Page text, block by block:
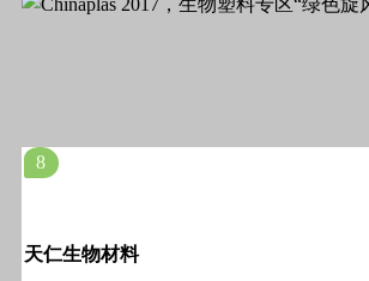
8
天仁生物材料